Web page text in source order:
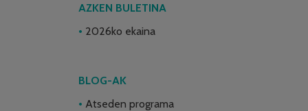
AZKEN BULETINA
2026ko ekaina
BLOG-AK
Atseden programa